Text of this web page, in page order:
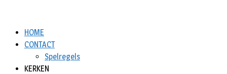
HOME
CONTACT
Spelregels
KERKEN